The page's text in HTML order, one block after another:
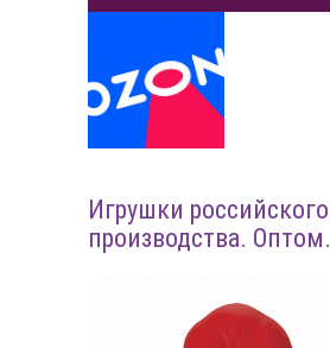
Игрушки российского
производства. Оптом.